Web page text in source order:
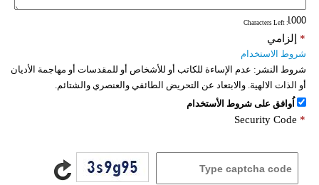
: Characters Left
إلزامي *
شروط الاستخدام
شروط النشر: عدم الإساءة للكاتب أو للأشخاص أو للمقدسات أو مهاجمة الأديان
أو الذات الالهية. والابتعاد عن التحريض الطائفي والعنصري والشتائم.
اُوافق على شروط الأستخدام
Security Code *